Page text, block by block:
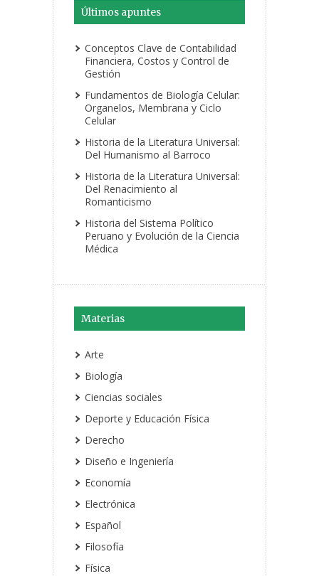
Últimos apuntes
Conceptos Clave de Contabilidad
Financiera, Costos y Control de
Gestión
Fundamentos de Biología Celular:
Organelos, Membrana y Ciclo
Celular
Historia de la Literatura Universal:
Del Humanismo al Barroco
Historia de la Literatura Universal:
Del Renacimiento al
Romanticismo
Historia del Sistema Político
Peruano y Evolución de la Ciencia
Médica
Materias
Arte
Biología
Ciencias sociales
Deporte y Educación Física
Derecho
Diseño e Ingeniería
Economía
Electrónica
Español
Filosofía
Física